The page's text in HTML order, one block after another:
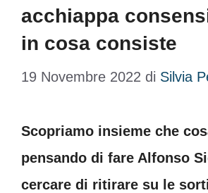
acchiappa
in cosa consiste
19 Novembre 2022 di Silvia
Scopriamo insieme che
pensando di fare Alfonso
cercare di ritirare su le